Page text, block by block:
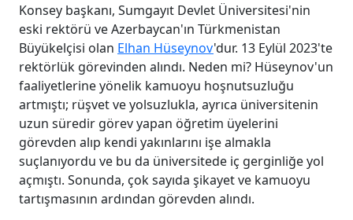
Konsey başkanı, Sumgayıt Devlet Üniversitesi'nin
eski rektörü ve Azerbaycan'ın Türkmenistan
Büyükelçisi olan Elhan Hüseynov'dur. 13 Eylül 2023'te
rektörlük görevinden alındı. Neden mi? Hüseynov'un
faaliyetlerine yönelik kamuoyu hoşnutsuzluğu
artmıştı; rüşvet ve yolsuzlukla, ayrıca üniversitenin
uzun süredir görev yapan öğretim üyelerini
görevden alıp kendi yakınlarını işe almakla
suçlanıyordu ve bu da üniversitede iç gerginliğe yol
açmıştı. Sonunda, çok sayıda şikayet ve kamuoyu
tartışmasının ardından görevden alındı.